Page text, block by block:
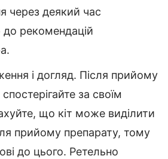
через деякий час
до рекомендацій
і догляд. Після прийому
за своїм
що кіт може виділити
прийому препарату, тому
до цього. Ретельно